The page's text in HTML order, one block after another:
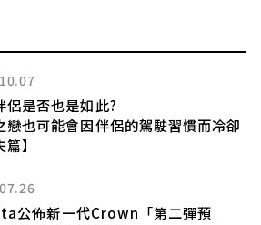
「Elevate」日規車?
間諜照暗示日本有意引進
】手搖式車窗升降開關現仍被採用?